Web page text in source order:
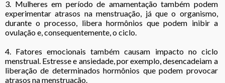
3. Mulheres em período de amamentação também podem
experimentar atrasos na menstruação, já que o organismo,
durante o processo, libera hormônios que podem inibir a
ovulação e, consequentemente, o ciclo.
4. Fatores emocionais também causam impacto no ciclo
menstrual. Estresse e ansiedade, por exemplo, desencadeiam a
liberação de determinados hormônios que podem provocar
atrasos na menstruação.